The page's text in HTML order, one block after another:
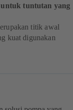
untuk tuntutan yang
titik awal
kuat digunakan